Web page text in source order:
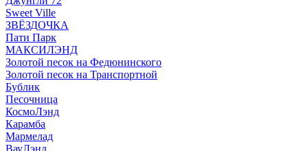
Sweet Ville
ЗВЁЗДОЧКА
Пати Парк
МАКСИЛЭНД
Золотой песок на Федюнинского
Золотой песок на Транспортной
Бублик
Песочница
КосмоЛэнд
Карамба
Мармелад
ВауЛэнд